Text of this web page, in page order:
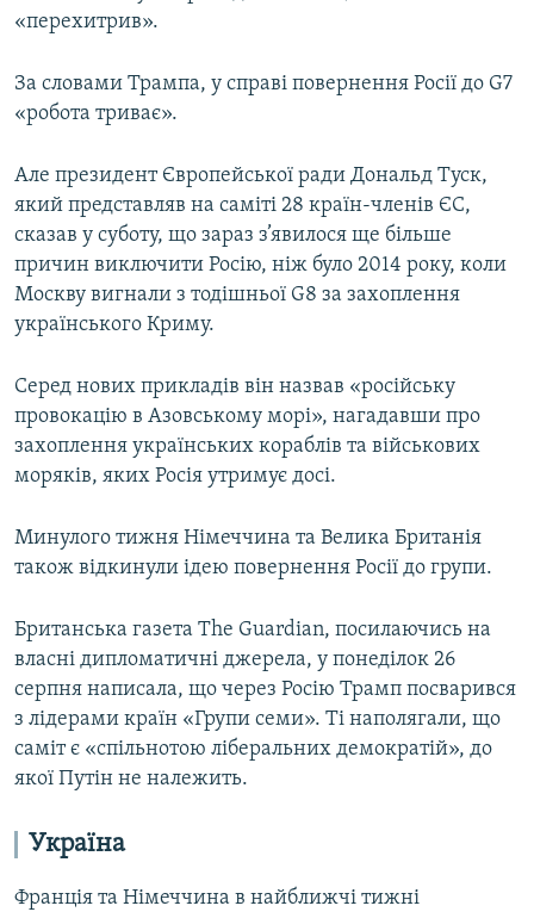
«перехитрив».
За словами Трампа, у справі повернення Росії до G7
«робота триває».
Але президент Європейської ради Дональд Туск,
який представляв на саміті 28 країн-членів ЄС,
сказав у суботу, що зараз з’явилося ще більше
причин виключити Росію, ніж було 2014 року, коли
Москву вигнали з тодішньої G8 за захоплення
українського Криму.
Серед нових прикладів він назвав «російську
провокацію в Азовському морі», нагадавши про
захоплення українських кораблів та військових
моряків, яких Росія утримує досі.
Минулого тижня Німеччина та Велика Британія
також відкинули ідею повернення Росії до групи.
Британська газета The Guardian, посилаючись на
власні дипломатичні джерела, у понеділок 26
серпня написала, що через Росію Трамп посварився
з лідерами країн «Групи семи». Ті наполягали, що
саміт є «спільнотою ліберальних демократій», до
якої Путін не належить.
Україна
Франція та Німеччина в найближчі тижні